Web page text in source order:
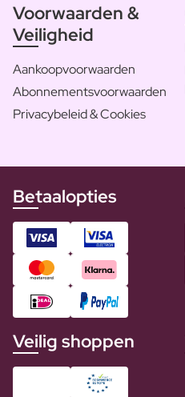
Voorwaarden &
Veiligheid
Aankoopvoorwaarden
Abonnementsvoorwaarden
Privacybeleid & Cookies
Betaalopties
Veilig shoppen